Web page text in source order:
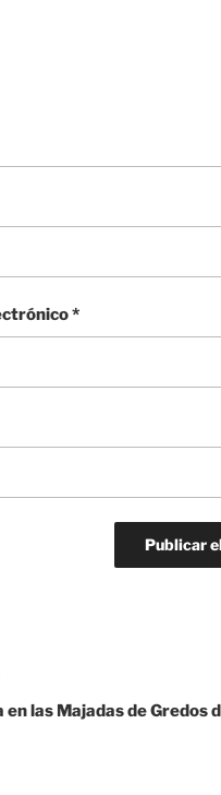
*
las Majadas de Gredos